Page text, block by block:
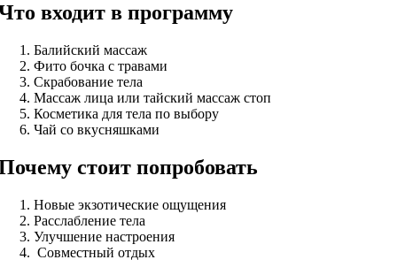
входит в программу
Балийский массаж
Фито бочка с травами
Скрабование тела
Массаж лица или тайский массаж стоп
Косметика для тела по выбору
Чай со вкусняшками
стоит попробовать
Новые экзотические ощущения
Расслабление тела
Улучшение настроения
Совместный отдых